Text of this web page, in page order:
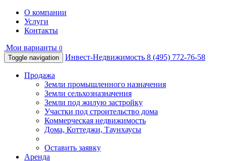
О компании
Услуги
Контакты
Мои варианты 0
Toggle navigation
Инвест-Недвижимость 8 (495) 772-76-58
Продажа
Земли промышленного назначения
Земли сельхозназначения
Земли под жилую застройку
Участки под строительство дома
Коммерческая недвижимость
Дома, Коттеджи, Таунхаусы
Оставить заявку
Аренда